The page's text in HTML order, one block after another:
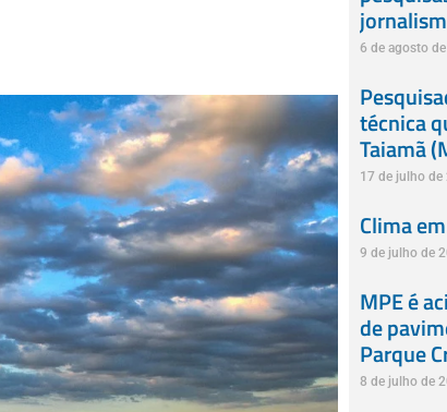
6 de agosto
técnica
Taiamã
17 de julho de
Clima
9 de julho de
MPE é
de
Parque
8 de julho de